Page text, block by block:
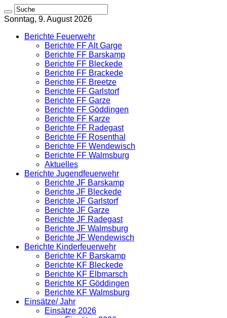
Sonntag, 9. August 2026
Berichte Feuerwehr
Berichte FF Alt Garge
Berichte FF Barskamp
Berichte FF Bleckede
Berichte FF Brackede
Berichte FF Breetze
Berichte FF Garlstorf
Berichte FF Garze
Berichte FF Göddingen
Berichte FF Karze
Berichte FF Radegast
Berichte FF Rosenthal
Berichte FF Wendewisch
Berichte FF Walmsburg
Aktuelles
Berichte Jugendfeuerwehr
Berichte JF Barskamp
Berichte JF Bleckede
Berichte JF Garlstorf
Berichte JF Garze
Berichte JF Radegast
Berichte JF Walmsburg
Berichte JF Wendewisch
Berichte Kinderfeuerwehr
Berichte KF Barskamp
Berichte KF Bleckede
Berichte KF Elbmarsch
Berichte KF Göddingen
Berichte KF Walmsburg
Einsätze/ Jahr
Einsätze 2026